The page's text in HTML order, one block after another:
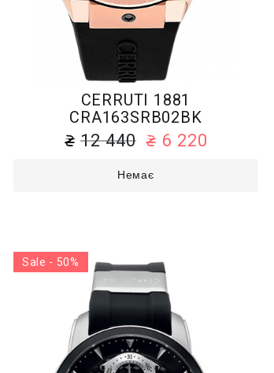
CERRUTI 1881
CRA163SRB02BK
12 440 6 220
Немає
Sale - 50%